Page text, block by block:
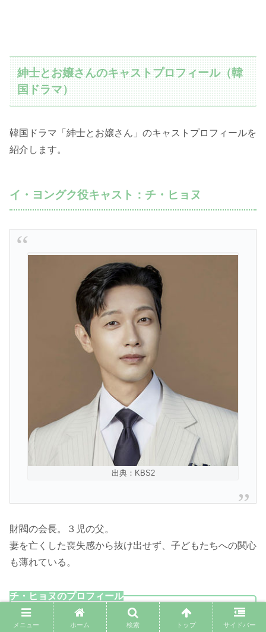
紳士とお嬢さんのキャストプロフィール（韓
国ドラマ）
韓国ドラマ「紳士とお嬢さん」のキャストプロフィールを
紹介します。
イ・ヨングク役キャスト：チ・ヒョヌ
出典：KBS2
財閥の会長。３児の父。
妻を亡くした喪失感から抜け出せず、子どもたちへの関心
も薄れている。
チ・ヒョヌのプロフィール
チ・ヒョヌ
メニュー ホーム 検索 トップ サイドバー